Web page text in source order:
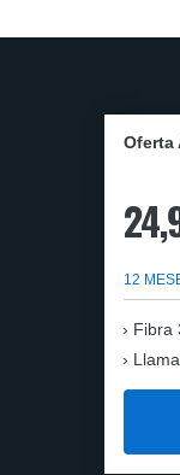
Oferta
12
Fibra